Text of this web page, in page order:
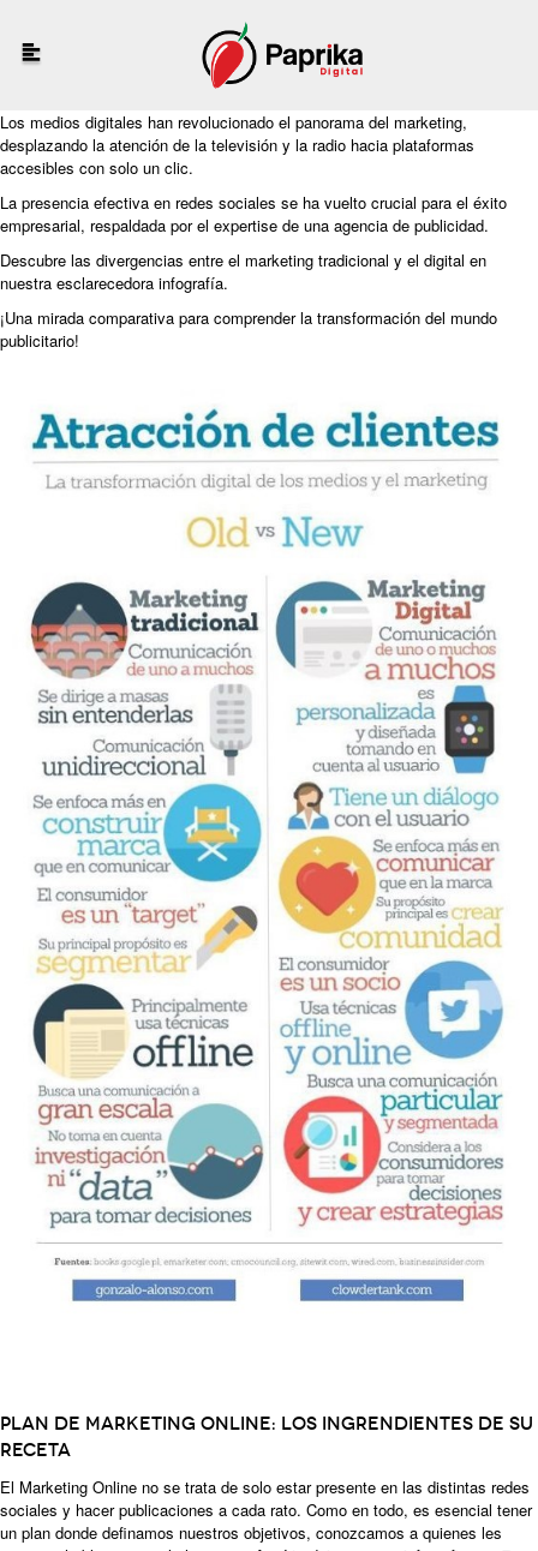
Los medios digitales han revolucionado el panorama del marketing,
desplazando la atención de la televisión y la radio hacia plataformas
accesibles con solo un clic.
La presencia efectiva en redes sociales se ha vuelto crucial para el éxito
empresarial, respaldada por el expertise de una agencia de publicidad.
Descubre las divergencias entre el marketing tradicional y el digital en
nuestra esclarecedora infografía.
¡Una mirada comparativa para comprender la transformación del mundo
publicitario!
Plan de Marketing Online: los ingrendientes de su
receta
El Marketing Online no se trata de solo estar presente en las distintas redes
sociales y hacer publicaciones a cada rato. Como en todo, es esencial tener
un plan donde definamos nuestros objetivos, conozcamos a quienes les